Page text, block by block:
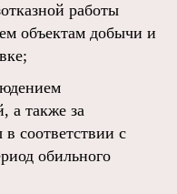
работы
объектам добычи и
а также за
соответствии с
обильного